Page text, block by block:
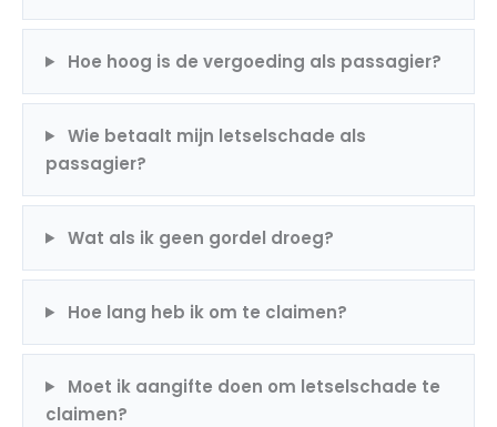
Hoe hoog is de vergoeding als passagier?
Wie betaalt mijn letselschade als
passagier?
Wat als ik geen gordel droeg?
Hoe lang heb ik om te claimen?
Moet ik aangifte doen om letselschade te
claimen?